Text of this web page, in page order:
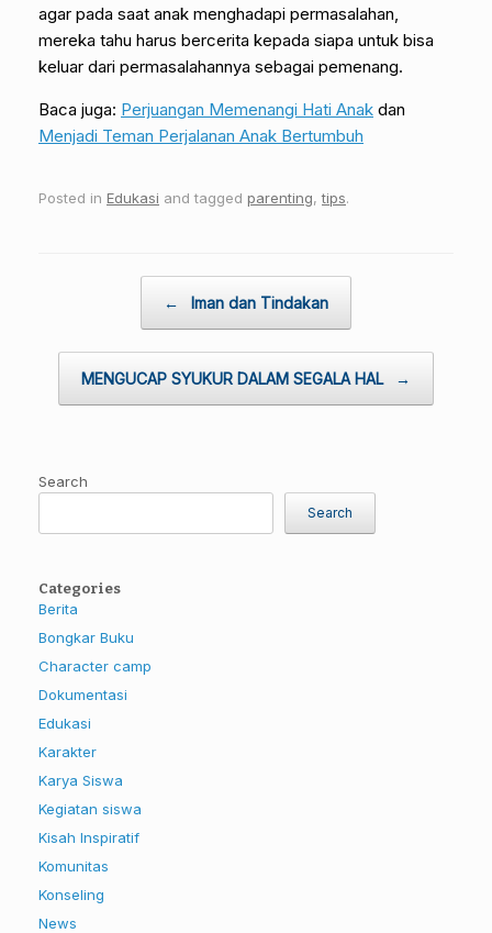
agar pada saat anak menghadapi permasalahan,
mereka tahu harus bercerita kepada siapa untuk bisa
keluar dari permasalahannya sebagai pemenang.
Baca juga: Perjuangan Memenangi Hati Anak dan
Menjadi Teman Perjalanan Anak Bertumbuh
Posted in Edukasi and tagged parenting,tips.
← Iman dan Tindakan
MENGUCAP SYUKUR DALAM SEGALA HAL →
Search
Search
Categories
Berita
Bongkar Buku
Character camp
Dokumentasi
Edukasi
Karakter
Karya Siswa
Kegiatan siswa
Kisah Inspiratif
Komunitas
Konseling
News